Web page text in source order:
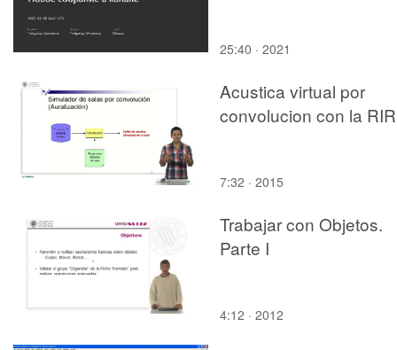
25:40 · 2021
Acustica virtual por
convolucion con la RIR
7:32 · 2015
Trabajar con Objetos.
Parte I
4:12 · 2012